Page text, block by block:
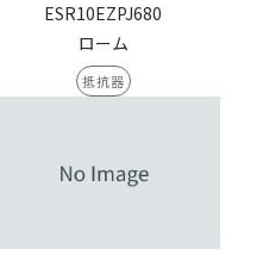
ESR10EZPJ680
ローム
抵抗器